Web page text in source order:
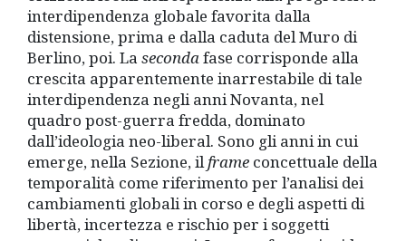
interdipendenza globale favorita dalla
distensione, prima e dalla caduta del Muro di
Berlino, poi. La seconda fase corrisponde alla
crescita apparentemente inarrestabile di tale
interdipendenza negli anni Novanta, nel
quadro post-guerra fredda, dominato
dall’ideologia neo-liberal. Sono gli anni in cui
emerge, nella Sezione, il frame concettuale della
temporalità come riferimento per l’analisi dei
cambiamenti globali in corso e degli aspetti di
libertà, incertezza e rischio per i soggetti